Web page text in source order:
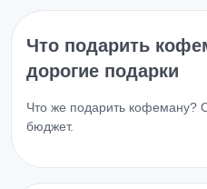
Что подарить
дорогие подарки
Что же подарить кофеману?
бюджет.